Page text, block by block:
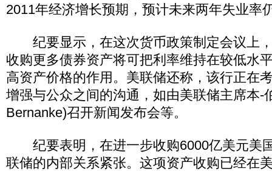
2011年经济增长预期，预计未来两年失业率
纪要显示，在这次货币政策制定会议上
收购更多债券资产将可把利率维持在较低水
高资产价格的作用。美联储还称，该行正在
增强与公众之间的沟通，如由美联储主席本-
Bernanke)召开新闻发布会等。
纪要表明，在进一步收购6000亿美元美
联储的内部关系紧张。这项资产收购已经在